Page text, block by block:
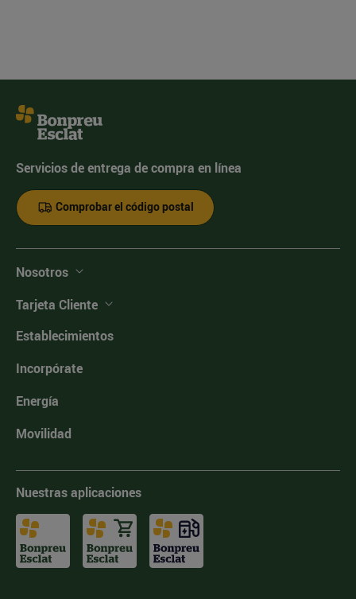
Servicios de entrega de compra en línea
Comprobar el código postal
Nosotros
Tarjeta Cliente
Establecimientos
Incorpórate
Energía
Movilidad
Nuestras aplicaciones